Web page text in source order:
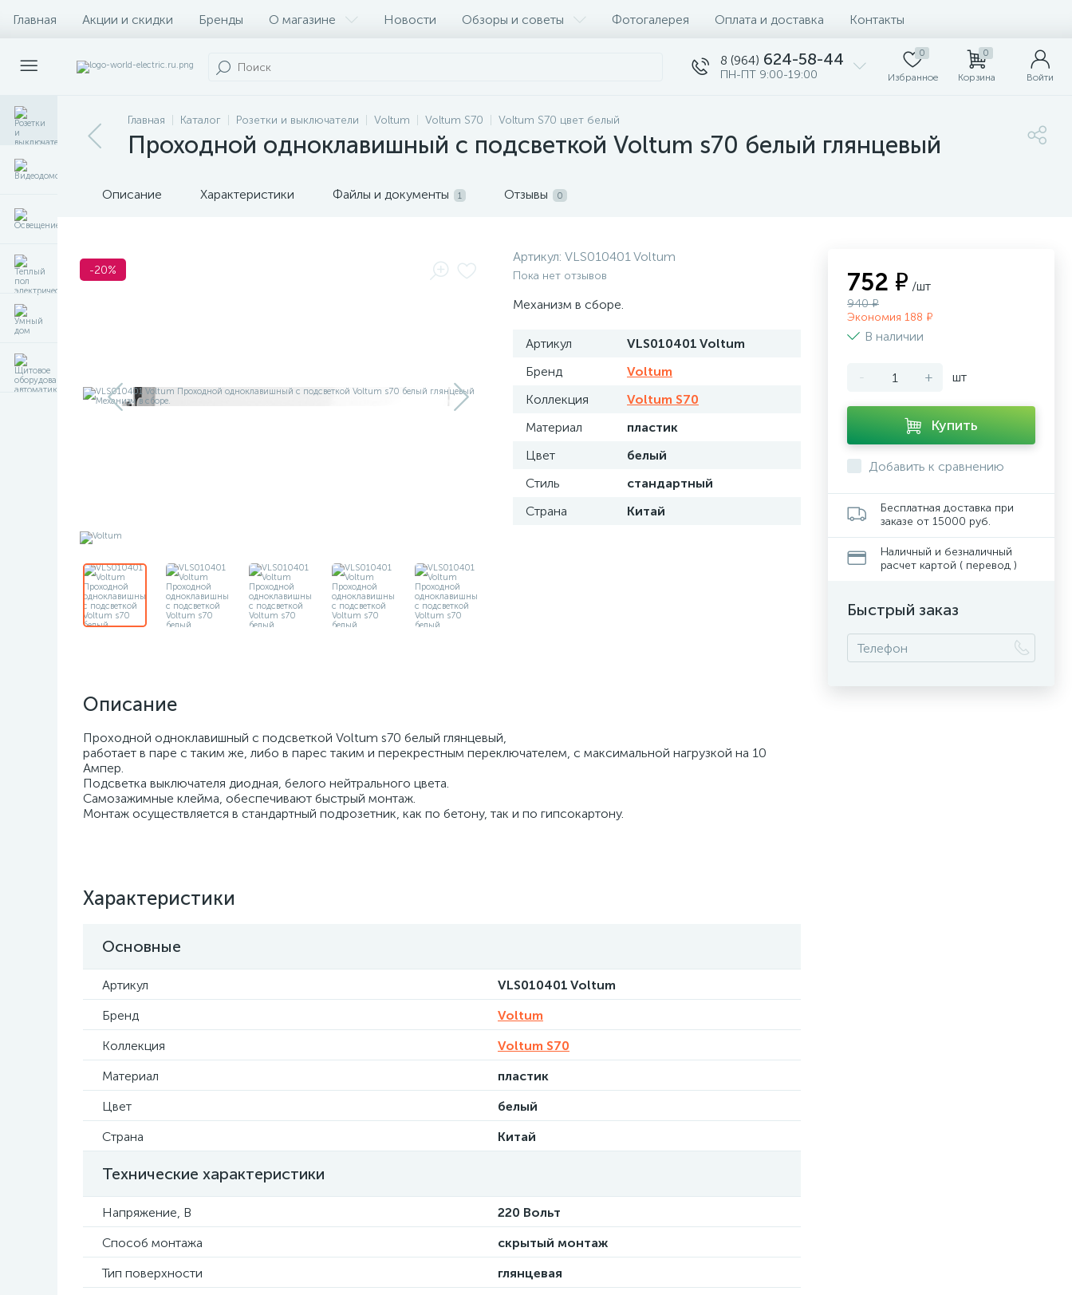
Главная Акции и скидки Бренды О магазине Новости Обзоры и советы Фотогалерея Оплата и доставка Контакты
8 (964) 624-58-44
ПН-ПТ 9:00-19:00
0
Избранное
0
Корзина Войти
Главная Каталог Розетки и выключатели Voltum Voltum S70 Voltum S70 цвет белый
Проходной одноклавишный с подсветкой Voltum s70 белый глянцевый
Описание Характеристики Файлы и документы 1 Отзывы 0
-20%
Артикул: VLS010401 Voltum
Пока нет отзывов
Механизм в сборе.
Артикул
VLS010401 Voltum
Бренд
Voltum
Коллекция
Voltum S70
Материал
пластик
Цвет
белый
Стиль
стандартный
Страна
Китай
Описание
Проходной одноклавишный с подсветкой Voltum s70 белый глянцевый,
работает в паре с таким же, либо в парес таким и перекрестным переключателем, с максимальной нагрузкой на 10
Ампер.
Подсветка выключателя диодная, белого нейтрального цвета.
Самозажимные клейма, обеспечивают быстрый монтаж.
Монтаж осуществляется в стандартный подрозетник, как по бетону, так и по гипсокартону.
Характеристики
Основные
Артикул
VLS010401 Voltum
Бренд
Voltum
Коллекция
Voltum S70
Материал
пластик
Цвет
белый
Страна
Китай
Технические характеристики
Напряжение, В
220 Вольт
Способ монтажа
скрытый монтаж
Тип поверхности
глянцевая
752 ₽ /шт
940 ₽
Экономия 188 ₽
В наличии
- + шт
Купить
Добавить к сравнению
Бесплатная доставка при
заказе от 15000 руб.
Наличный и безналичный
расчет картой ( перевод )
Быстрый заказ